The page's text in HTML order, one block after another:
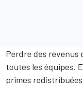
Perdre des
toutes les équipes.
primes